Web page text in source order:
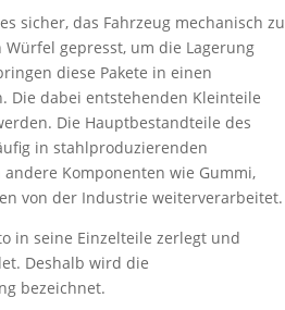
sicher, das Fahrzeug mechanisch zu
gepresst, um die Lagerung
diese Pakete in einen
Die dabei entstehenden Kleinteile
Die Hauptbestandteile des
in stahlproduzierenden
Komponenten wie Gummi,
von der Industrie weiterverarbeitet.
in seine Einzelteile zerlegt und
Deshalb wird die
bezeichnet.